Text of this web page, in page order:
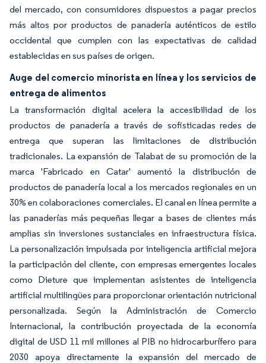
del mercado, con consumidores dispuestos a pagar precios
más altos por productos de panadería auténticos de estilo
occidental que cumplen con las expectativas de calidad
establecidas en sus países de origen.
Auge del comercio minorista en línea y los servicios de
entrega de alimentos
La transformación digital acelera la accesibilidad de los
productos de panadería a través de sofisticadas redes de
entrega que superan las limitaciones de distribución
tradicionales. La expansión de Talabat de su promoción de la
marca 'Fabricado en Catar' aumentó la distribución de
productos de panadería local a los mercados regionales en un
30% en colaboraciones comerciales. El canal en línea permite a
las panaderías más pequeñas llegar a bases de clientes más
amplias sin inversiones sustanciales en infraestructura física.
La personalización impulsada por inteligencia artificial mejora
la participación del cliente, con empresas emergentes locales
como Dieture que implementan asistentes de inteligencia
artificial multilingües para proporcionar orientación nutricional
personalizada. Según la Administración de Comercio
Internacional, la contribución proyectada de la economía
digital de USD 11 mil millones al PIB no hidrocarburífero para
2030 apoya directamente la expansión del mercado de